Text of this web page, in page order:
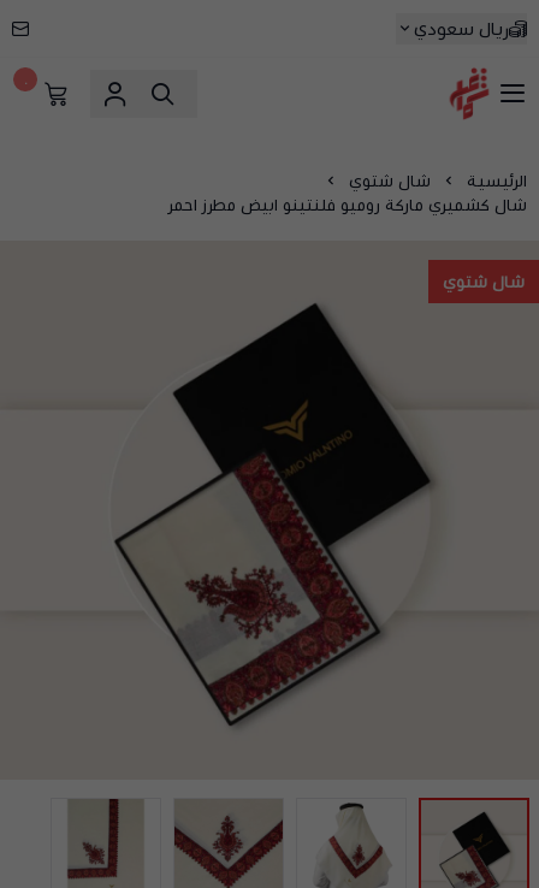
ريال سعودي
شماغ شوب | أفضل متجر شماغ في السعودية
الرئيسية
شال شتوي
شال كشميري ماركة روميو فلنتينو ابيض مطرز احمر
شال شتوي